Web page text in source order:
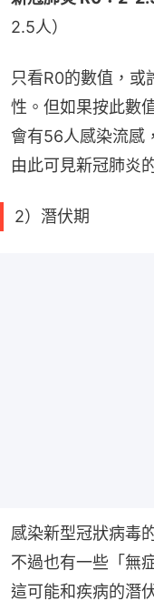
2.5人）
只看R0的數值，或
性。但如果按此數
會有56人感染流感
由此可見新冠肺炎
2）潛伏期
感染新型冠狀病毒
不過也有一些「無
這可能和疾病的潛